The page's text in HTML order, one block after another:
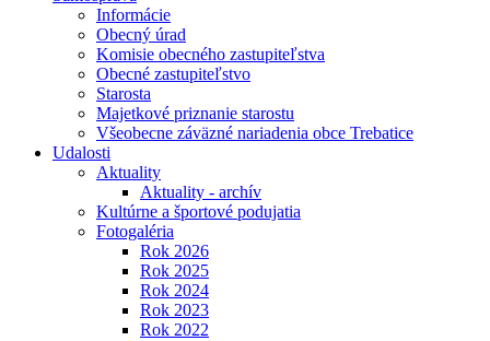
Informácie
Obecný úrad
Komisie obecného zastupiteľstva
Obecné zastupiteľstvo
Starosta
Majetkové priznanie starostu
Všeobecne záväzné nariadenia obce Trebatice
Udalosti
Aktuality
Aktuality - archív
Kultúrne a športové podujatia
Fotogaléria
Rok 2026
Rok 2025
Rok 2024
Rok 2023
Rok 2022